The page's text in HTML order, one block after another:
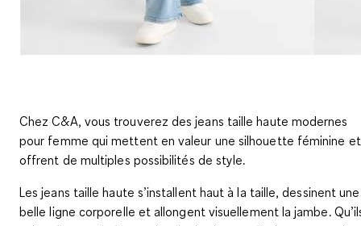
Chez C&A, vous trouverez des jeans taille haute modernes
pour femme qui mettent en valeur une silhouette féminine et
offrent de multiples possibilités de style.
Les jeans taille haute s’installent haut à la taille, dessinent une
belle ligne corporelle et allongent visuellement la jambe.